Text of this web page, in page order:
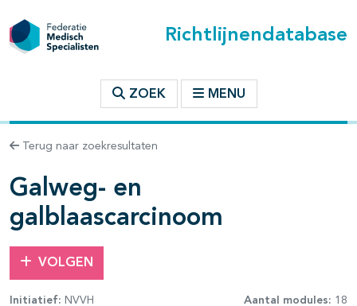
Richtlijnendatabase
ZOEK MENU
Terug naar zoekresultaten
Galweg- en
galblaascarcinoom
VOLGEN
Initiatief: NVVH Aantal modules: 18
binnen deze richtlijn